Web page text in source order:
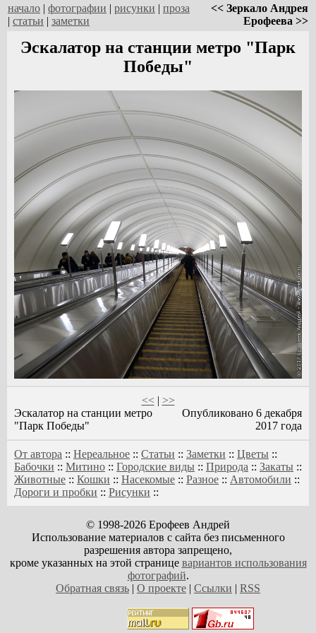
начало | фотографии | рисунки | проза
| статьи | заметки
<< Зеркало Андрея
Ерофеева >>
Эскалатор на станции метро "Парк
Победы"
<<| >>
Эскалатор на станции метро
"Парк Победы"
Опубликовано 6 декабря
2017 года
От автора :: Нереальное :: Статьи :: Заметки :: Цветы ::
Бабочки :: Митино :: Городские виды :: Природа :: Закаты ::
Животные :: Кошки :: Насекомые :: Разное :: Автомобили ::
Дороги и пробки :: Рисунки ::
© 1998-2026 Ерофеев Андрей
Использование материалов с сайта без письменного
разрешения автора запрещено,
кроме указанных на этой странице вариантов использования
фотографий.
Обратная связь | О проекте | Ссылки | RSS